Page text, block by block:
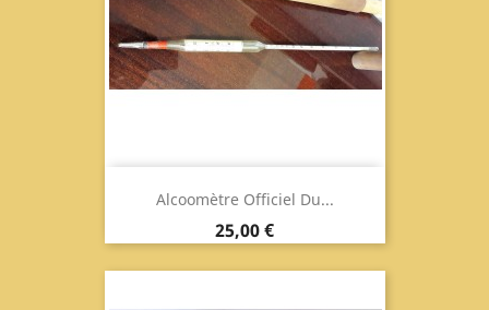
Alcoomètre Officiel Du...
Prix
25,00 €